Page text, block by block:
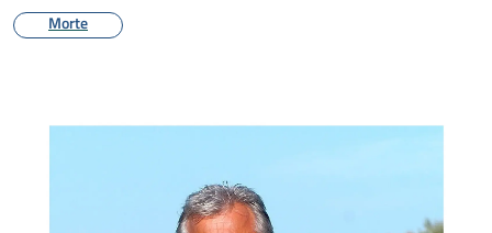
Morte